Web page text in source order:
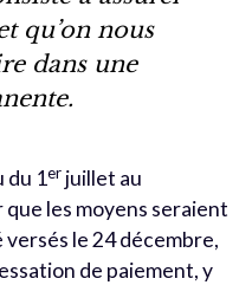
qu’on nous
dans une
du 1er juillet au
les moyens seraient
le 24 décembre,
de paiement, y